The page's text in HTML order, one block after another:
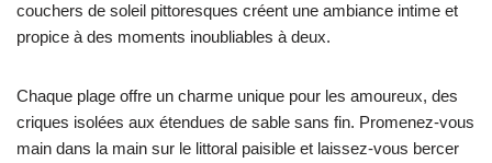
couchers de soleil pittoresques créent une ambiance intime et
propice à des moments inoubliables à deux.
Chaque plage offre un charme unique pour les amoureux, des
criques isolées aux étendues de sable sans fin. Promenez-vous
main dans la main sur le littoral paisible et laissez-vous bercer